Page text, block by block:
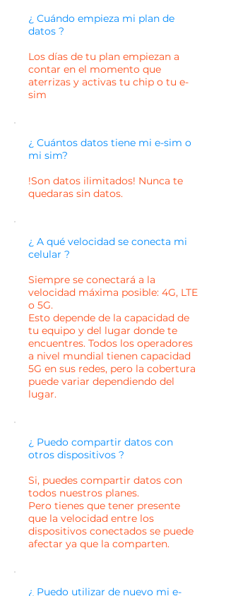
¿ Cuándo empieza mi plan de
datos ?
Los días de tu plan empiezan a
contar en el momento que
aterrizas y activas tu chip o tu e-
sim
¿ Cuántos datos tiene mi e-sim o
mi sim?
!Son datos ilimitados! Nunca te
quedaras sin datos.
¿ A qué velocidad se conecta mi
celular ?
Siempre se conectará a la
velocidad máxima posible: 4G, LTE
o 5G.
Esto depende de la capacidad de
tu equipo y del lugar donde te
encuentres. Todos los operadores
a nivel mundial tienen capacidad
5G en sus redes, pero la cobertura
puede variar dependiendo del
lugar.
¿ Puedo compartir datos con
otros dispositivos ?
Si, puedes compartir datos con
todos nuestros planes.
Pero tienes que tener presente
que la velocidad entre los
dispositivos conectados se puede
afectar ya que la comparten.
¿ Puedo utilizar de nuevo mi e-